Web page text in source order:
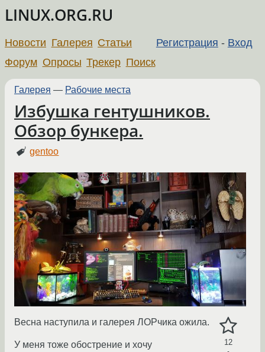
LINUX.ORG.RU
Регистрация - Вход
Новости Галерея Статьи
Форум Опросы Трекер Поиск
Галерея — Рабочие места
Избушка гентушников.
Обзор бункера.
gentoo
12
Весна наступила и галерея ЛОРчика ожила.
У меня тоже обострение и хочу